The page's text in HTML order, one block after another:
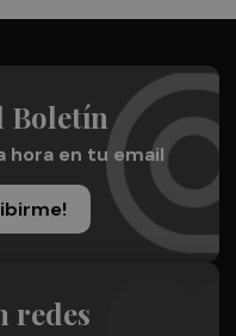
Boletín
hora en tu email
redes